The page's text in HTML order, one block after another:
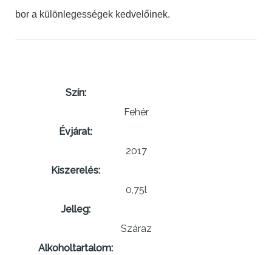
bor a különlegességek kedvelőinek.
Szín:
Fehér
Évjárat:
2017
Kiszerelés:
0,75l
Jelleg:
Száraz
Alkoholtartalom: